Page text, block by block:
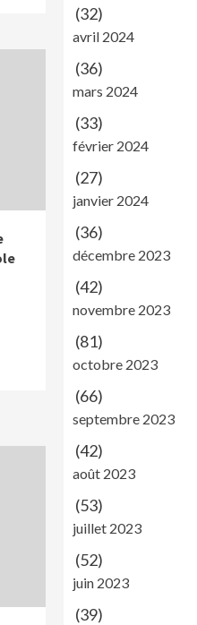
(32)
avril 2024
(36)
mars 2024
(33)
février 2024
(27)
janvier 2024
(36)
décembre 2023
(42)
novembre 2023
(81)
octobre 2023
(66)
septembre 2023
(42)
août 2023
(53)
juillet 2023
(52)
juin 2023
(39)